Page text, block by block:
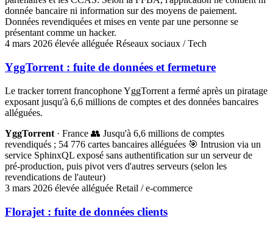
donnée bancaire ni information sur des moyens de paiement.
Données revendiquées et mises en vente par une personne se
présentant comme un hacker.
4 mars 2026 élevée alléguée Réseaux sociaux / Tech
YggTorrent : fuite de données et fermeture
Le tracker torrent francophone YggTorrent a fermé après un piratage
exposant jusqu'à 6,6 millions de comptes et des données bancaires
alléguées.
YggTorrent · France 👥 Jusqu'à 6,6 millions de comptes
revendiqués ; 54 776 cartes bancaires alléguées 🎯 Intrusion via un
service SphinxQL exposé sans authentification sur un serveur de
pré-production, puis pivot vers d'autres serveurs (selon les
revendications de l'auteur)
3 mars 2026 élevée alléguée Retail / e-commerce
Florajet : fuite de données clients